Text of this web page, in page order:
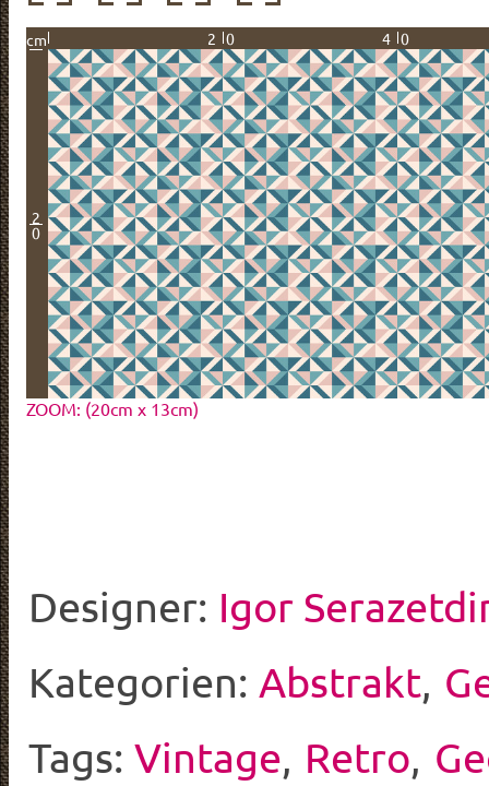
cm 20 40
2
0
ZOOM: (20cm x 13cm)
Designer: Igor
Kategorien: Abstrakt,
Tags: Vintage, Retro,